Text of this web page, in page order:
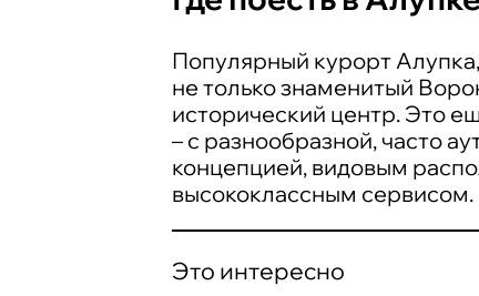
Популярный курорт
не только знаменитый
исторический центр. Это
– с разнообразной, часто
концепцией, видовым
высококлассным сервисом.
Это интересно